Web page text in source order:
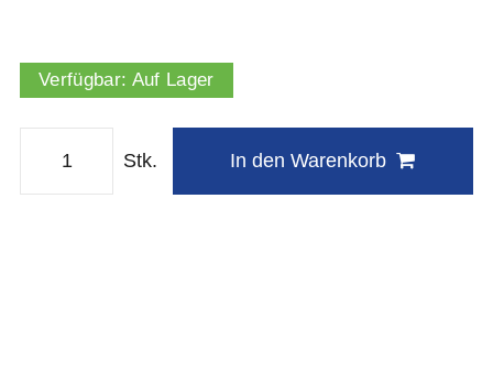
Verfügbar: Auf Lager
Stk. In den Warenkorb